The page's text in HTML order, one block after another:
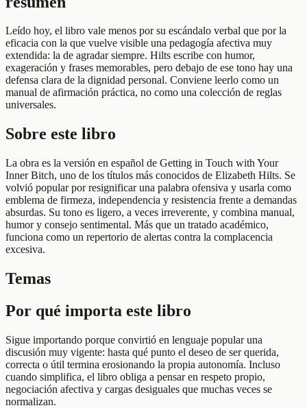
Leído hoy, el libro vale menos por su escándalo verbal que por la
eficacia con la que vuelve visible una pedagogía afectiva muy
extendida: la de agradar siempre. Hilts escribe con humor,
exageración y frases memorables, pero debajo de ese tono hay una
defensa clara de la dignidad personal. Conviene leerlo como un
manual de afirmación práctica, no como una colección de reglas
universales.
Sobre este libro
La obra es la versión en español de Getting in Touch with Your
Inner Bitch, uno de los títulos más conocidos de Elizabeth Hilts. Se
volvió popular por resignificar una palabra ofensiva y usarla como
emblema de firmeza, independencia y resistencia frente a demandas
absurdas. Su tono es ligero, a veces irreverente, y combina manual,
humor y consejo sentimental. Más que un tratado académico,
funciona como un repertorio de alertas contra la complacencia
excesiva.
Temas
Por qué importa este libro
Sigue importando porque convirtió en lenguaje popular una
discusión muy vigente: hasta qué punto el deseo de ser querida,
correcta o útil termina erosionando la propia autonomía. Incluso
cuando simplifica, el libro obliga a pensar en respeto propio,
negociación afectiva y cargas desiguales que muchas veces se
normalizan.